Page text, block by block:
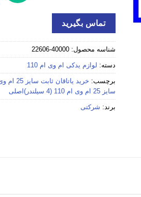
تماس بگیرید
شناسه محصول: 40000-22606
دسته: لوازم یدکی ام وی ام 110
برچسب: خرید یاتاقان ثابت سایز 25 ام وی ام 110 (4 سیلندر) استوک
سایز 25 ام وی ام 110 (4 سیلندر)اصلی
برند: شرکتی